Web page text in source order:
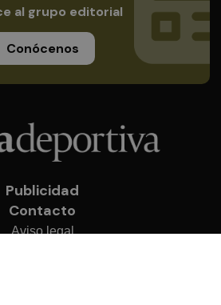
al grupo editorial
Conócenos
Publicidad
Contacto
Aviso legal